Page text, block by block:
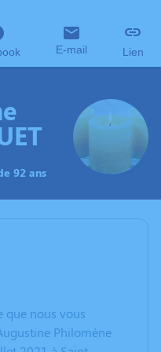
E-mail Lien
92 ans
que nous vous
Philomène